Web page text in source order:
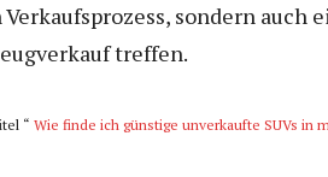
sondern auch
treffen.
“ Wie finde ich günstige unverkaufte SUVs in